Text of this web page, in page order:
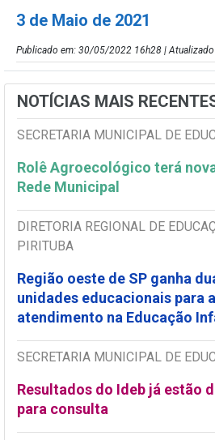
3 de Maio de 2021
Publicado em: 30/05/2022 16h28 |
NOTÍCIAS MAIS
SECRETARIA MUNICIPAL DE
Rolê Agroecológico terá
Rede Municipal
DIRETORIA REGIONAL DE
PIRITUBA
Região oeste de SP ganha
unidades educacionais para
atendimento na Educação
SECRETARIA MUNICIPAL DE
Resultados do Ideb já estão
para consulta